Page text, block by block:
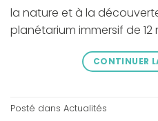
la nature et à la
planétarium immersif de 12
CONTINUER
Posté dans Actualités